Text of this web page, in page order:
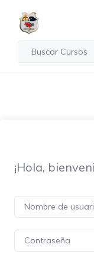
¡Hola,